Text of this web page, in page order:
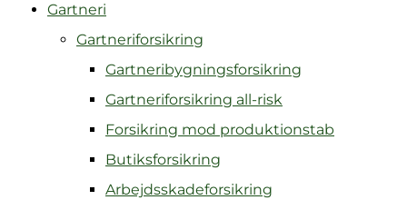
Gartneri
Gartneriforsikring
Gartneribygningsforsikring
Gartneriforsikring all-risk
Forsikring mod produktionstab
Butiksforsikring
Arbejdsskadeforsikring